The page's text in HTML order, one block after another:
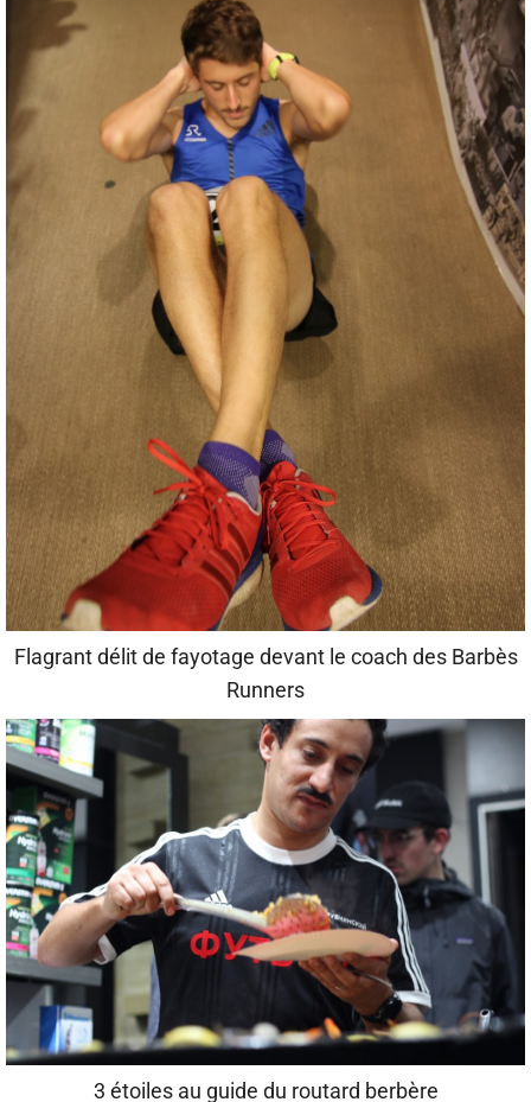
Flagrant délit de fayotage devant le coach des Barbès
Runners
3 étoiles au guide du routard berbère